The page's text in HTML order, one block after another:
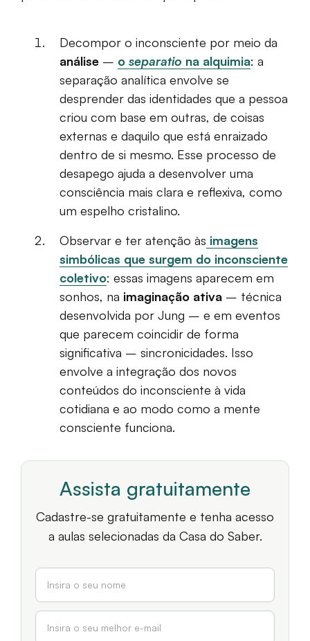
Decompor o inconsciente por meio da
análise – o separatio na alquimia: a
separação analítica envolve se
desprender das identidades que a pessoa
criou com base em outras, de coisas
externas e daquilo que está enraizado
dentro de si mesmo. Esse processo de
desapego ajuda a desenvolver uma
consciência mais clara e reflexiva, como
um espelho cristalino.
Observar e ter atenção às imagens
simbólicas que surgem do inconsciente
coletivo: essas imagens aparecem em
sonhos, na imaginação ativa – técnica
desenvolvida por Jung – e em eventos
que parecem coincidir de forma
significativa – sincronicidades. Isso
envolve a integração dos novos
conteúdos do inconsciente à vida
cotidiana e ao modo como a mente
consciente funciona.
Assista gratuitamente
Cadastre-se gratuitamente e tenha acesso
a aulas selecionadas da Casa do Saber.